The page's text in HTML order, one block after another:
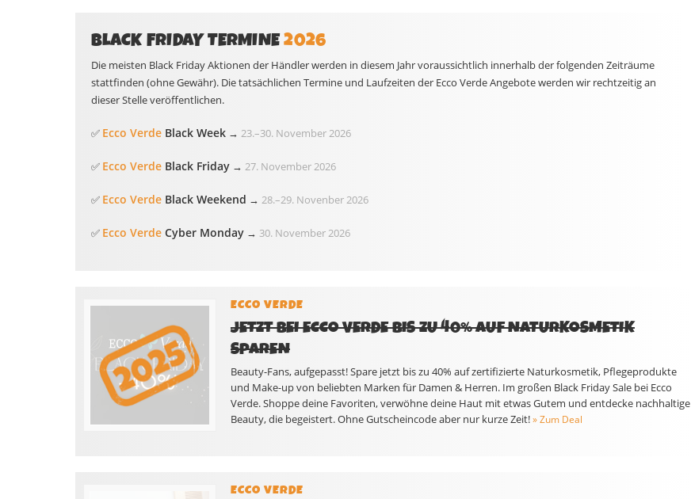
BLACK FRIDAY TERMINE2026
Die meisten Black Friday Aktionen der Händler werden in diesem Jahr voraussichtlich innerhalb der folgenden Zeiträume
stattfinden (ohne Gewähr). Die tatsächlichen Termine und Laufzeiten der Ecco Verde Angebote werden wir rechtzeitig an
dieser Stelle veröffentlichen.
✅ Ecco VerdeBlack Week → 23.–30. November 2026
✅ Ecco VerdeBlack Friday → 27. November 2026
✅ Ecco VerdeBlack Weekend → 28.–29. Novenber 2026
✅ Ecco VerdeCyber Monday → 30. November 2026
ECCO VERDE
JETZT BEI ECCO VERDE BIS ZU 40% AUF NATURKOSMETIK
SPAREN
Beauty-Fans, aufgepasst! Spare jetzt bis zu 40% auf zertifizierte Naturkosmetik, Pflegeprodukte
und Make-up von beliebten Marken für Damen & Herren. Im großen Black Friday Sale bei Ecco
Verde. Shoppe deine Favoriten, verwöhne deine Haut mit etwas Gutem und entdecke nachhaltige
Beauty, die begeistert. Ohne Gutscheincode aber nur kurze Zeit! » Zum Deal
ECCO VERDE